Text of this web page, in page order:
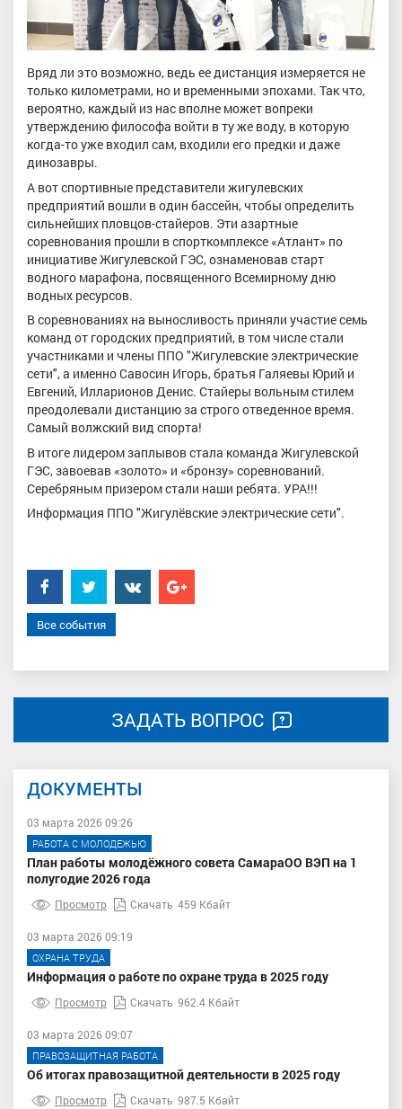
Вряд ли это возможно, ведь ее дистанция измеряется не
только километрами, но и временными эпохами. Так что,
вероятно, каждый из нас вполне может вопреки
утверждению философа войти в ту же воду, в которую
когда-то уже входил сам, входили его предки и даже
динозавры.
А вот спортивные представители жигулевских
предприятий вошли в один бассейн, чтобы определить
сильнейших пловцов-стайеров. Эти азартные
соревнования прошли в спорткомплексе «Атлант» по
инициативе Жигулевской ГЭС, ознаменовав старт
водного марафона, посвященного Всемирному дню
водных ресурсов.
В соревнованиях на выносливость приняли участие семь
команд от городских предприятий, в том числе стали
участниками и члены ППО "Жигулевские электрические
сети", а именно Савосин Игорь, братья Галяевы Юрий и
Евгений, Илларионов Денис. Стайеры вольным стилем
преодолевали дистанцию за строго отведенное время.
Самый волжский вид спорта!
В итоге лидером заплывов стала команда Жигулевской
ГЭС, завоевав «золото» и «бронзу» соревнований.
Серебряным призером стали наши ребята. УРА!!!
Информация ППО "Жигулёвские электрические сети".
FacebookTwitter���������
Google+
Все события
ЗАДАТЬ ВОПРОС
ДОКУМЕНТЫ
03 марта 2026 09:26
РАБОТА С МОЛОДЕЖЬЮ
План работы молодёжного совета СамараОО ВЭП на 1
полугодие 2026 года
Просмотр Скачать 459 Кбайт
03 марта 2026 09:19
ОХРАНА ТРУДА
Информация о работе по охране труда в 2025 году
Просмотр Скачать 962.4 Кбайт
03 марта 2026 09:07
ПРАВОЗАЩИТНАЯ РАБОТА
Об итогах правозащитной деятельности в 2025 году
Просмотр Скачать 987.5 Кбайт